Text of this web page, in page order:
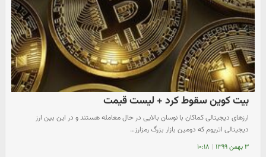
بیت‌ کوین سقوط کرد + لیست قیمت
ارزهای دیجیتالی کماکان با نوسان بالایی در حال معامله هستند و در این بین ارز
دیجیتالی اتریوم که دومین بازار بزرگ رمزارز…
۳ بهمن ۱۳۹۹ | ۱۰:۱۸